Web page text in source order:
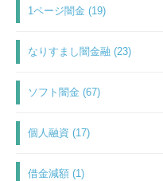
1ページ闇金 (19)
なりすまし闇金融 (23)
ソフト闇金 (67)
個人融資 (17)
借金減額 (1)